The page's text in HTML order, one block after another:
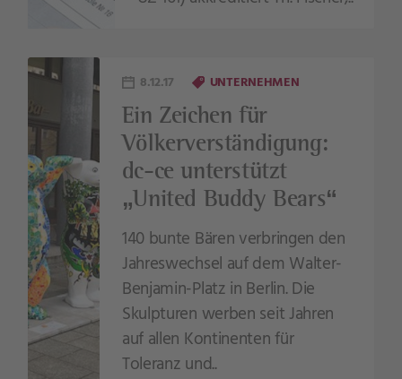
8.12.17 UNTERNEHMEN
Ein Zeichen für
Völkerverständigung:
dc-ce unterstützt
„United Buddy Bears“
140 bunte Bären verbringen den
Jahreswechsel auf dem Walter-
Benjamin-Platz in Berlin. Die
Skulpturen werben seit Jahren
auf allen Kontinenten für
Toleranz und..